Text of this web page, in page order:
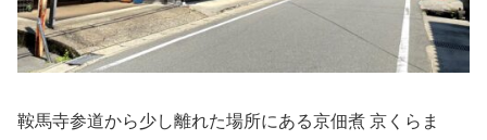
鞍馬寺参道から少し離れた場所にある京佃煮 京くらま